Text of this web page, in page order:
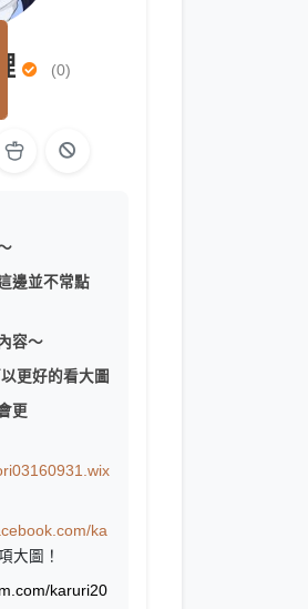
(0)
邊並不常點
容～
更好的看大圖
更
ka
大圖！
karuri20